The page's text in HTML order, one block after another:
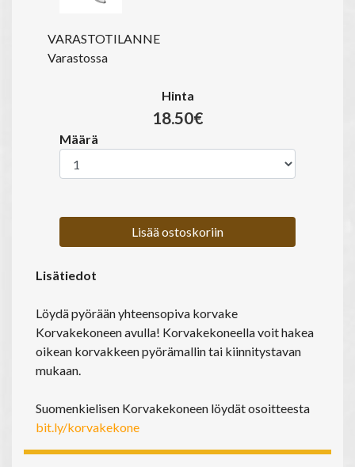
VARASTOTILANNE
Varastossa
Hinta
18.50€
Määrä
Lisää ostoskoriin
Lisätiedot
Löydä pyörään yhteensopiva korvake
Korvakekoneen avulla! Korvakekoneella voit hakea
oikean korvakkeen pyörämallin tai kiinnitystavan
mukaan.
Suomenkielisen Korvakekoneen löydät osoitteesta
bit.ly/korvakekone